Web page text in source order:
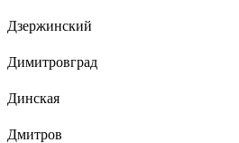
Дзержинский
Димитровград
Динская
Дмитров